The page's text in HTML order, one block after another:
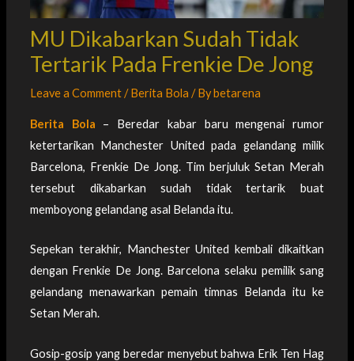
MU Dikabarkan Sudah Tidak
Tertarik Pada Frenkie De Jong
Leave a Comment/Berita Bola / Bybetarena
Berita Bola – Beredar kabar baru mengenai rumor
ketertarikan Manchester United pada gelandang milik
Barcelona, Frenkie De Jong. Tim berjuluk Setan Merah
tersebut dikabarkan sudah tidak tertarik buat
memboyong gelandang asal Belanda itu.
Sepekan terakhir, Manchester United kembali dikaitkan
dengan Frenkie De Jong. Barcelona selaku pemilik sang
gelandang menawarkan pemain timnas Belanda itu ke
Setan Merah.
Gosip-gosip yang beredar menyebut bahwa Erik Ten Hag